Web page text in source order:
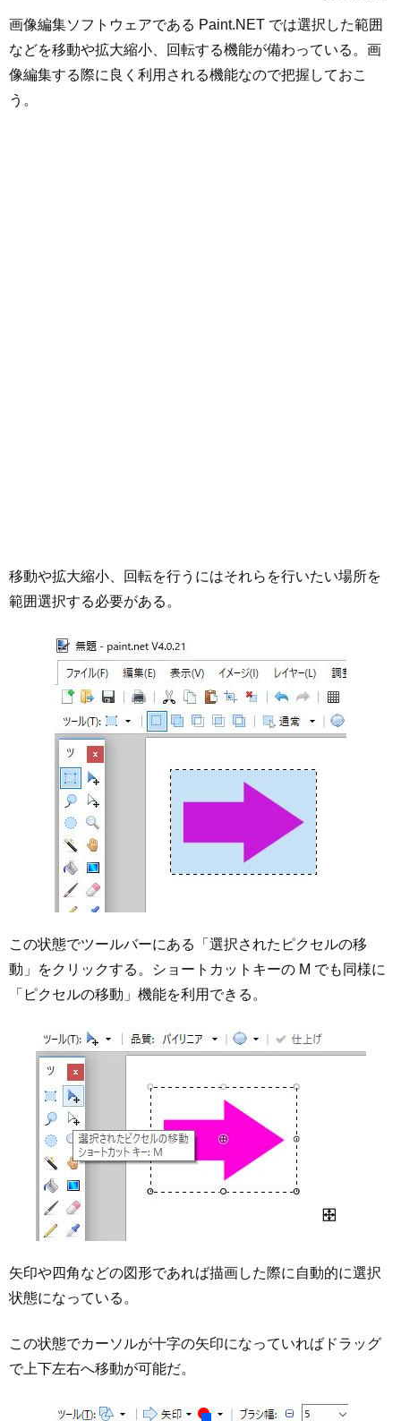
画像編集ソフトウェアである Paint.NET では選択した範囲
などを移動や拡大縮小、回転する機能が備わっている。画
像編集する際に良く利用される機能なので把握しておこ
う。
移動や拡大縮小、回転を行うにはそれらを行いたい場所を
範囲選択する必要がある。
この状態でツールバーにある「選択されたピクセルの移
動」をクリックする。ショートカットキーの M でも同様に
「ピクセルの移動」機能を利用できる。
矢印や四角などの図形であれば描画した際に自動的に選択
状態になっている。
この状態でカーソルが十字の矢印になっていればドラッグ
で上下左右へ移動が可能だ。